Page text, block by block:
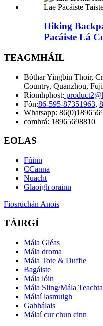
Hiking
Pacáiste Lá
TEAGMHÁIL
Bóthar Yingbin Thoir,
Country, Quanzhou,
Ríomhphost:
Fón:86-595-87351963,
Whatsapp:
comhrá: 18965698810
EOLAS
Fúinn
CCanna
Nuacht
Glaoigh orainn
Fiosrúchán Anois
TÁIRGÍ
Mála Gléas
Mála droma
Mála Tote & Duffle
Bagáiste
Mála lóin
Mála Sling/Mála
Málaí lasmuigh
Gabhálais
Málaí cur chun cinn